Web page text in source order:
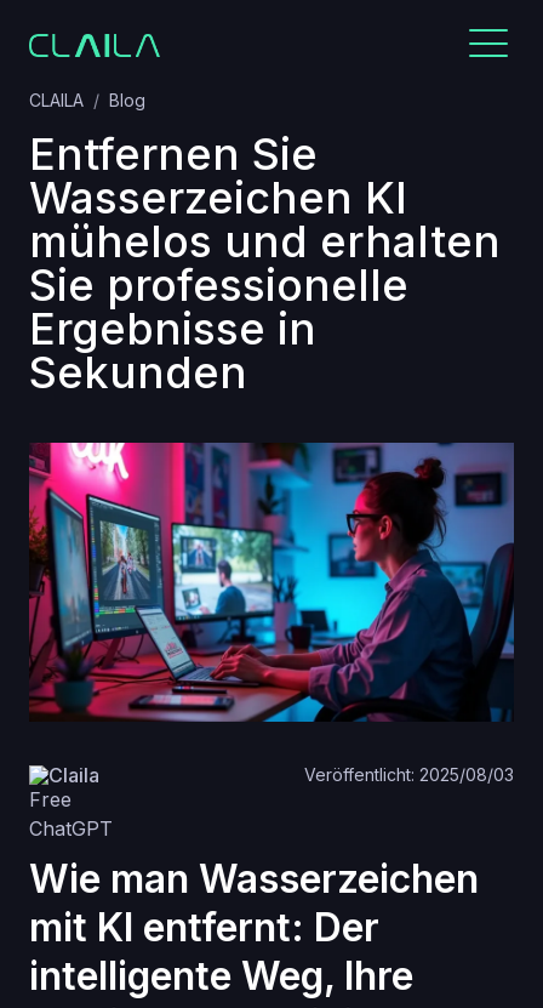
CLAILA Blog
Entfernen Sie
Wasserzeichen KI
mühelos und erhalten
Sie professionelle
Ergebnisse in
Sekunden
Claila Veröffentlicht: 2025/08/03
Wie man Wasserzeichen
mit KI entfernt: Der
intelligente Weg, Ihre